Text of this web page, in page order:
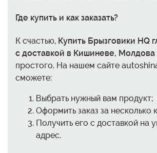
Где купить и как заказать?
К счастью, Купить Брызговики HQ
с доставкой в Кишиневе, Молдова
простого. На нашем сайте
сможете:
Выбрать нужный вам продукт;
Оформить заказ за несколько
Получить его с доставкой на
адрес.